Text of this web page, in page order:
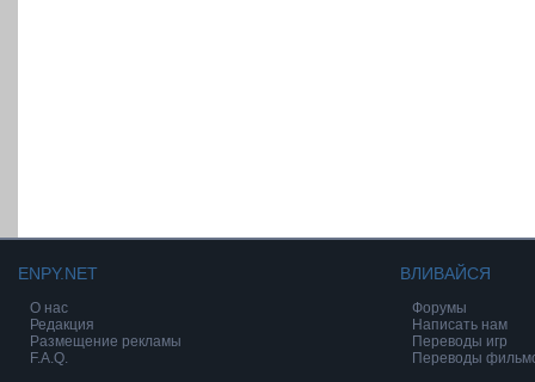
ENPY.NET
О нас
Редакция
Размещение рекламы
F.A.Q.
ВЛИВАЙСЯ
Форумы
Написать нам
Переводы игр
Переводы